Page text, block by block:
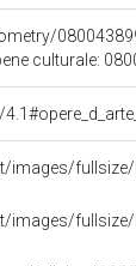
culturale:
fullsize/
fullsize/